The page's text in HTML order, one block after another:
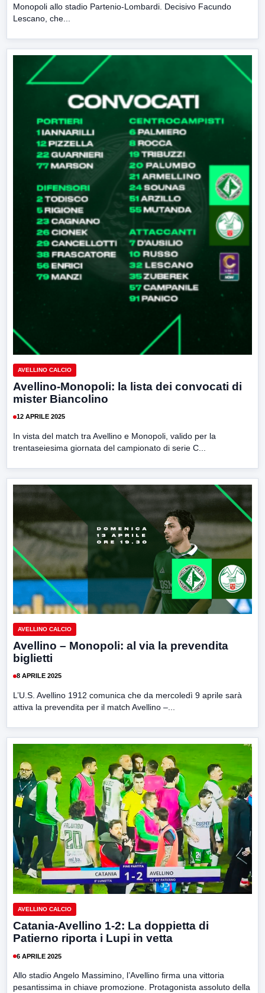
Monopoli allo stadio Partenio-Lombardi. Decisivo Facundo
Lescano, che...
AVELLINO CALCIO
Avellino-Monopoli: la lista dei convocati di
mister Biancolino
12 APRILE 2025
In vista del match tra Avellino e Monopoli, valido per la
trentaseiesima giornata del campionato di serie C...
AVELLINO CALCIO
Avellino – Monopoli: al via la prevendita
biglietti
8 APRILE 2025
L’U.S. Avellino 1912 comunica che da mercoledì 9 aprile sarà
attiva la prevendita per il match Avellino –...
AVELLINO CALCIO
Catania-Avellino 1-2: La doppietta di
Patierno riporta i Lupi in vetta
6 APRILE 2025
Allo stadio Angelo Massimino, l’Avellino firma una vittoria
pesantissima in chiave promozione. Protagonista assoluto della